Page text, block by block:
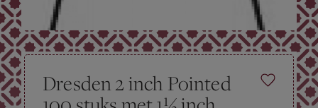
Dresden 2 inch Pointed